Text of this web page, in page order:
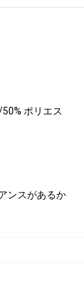
ポリエス
ンスがあるか